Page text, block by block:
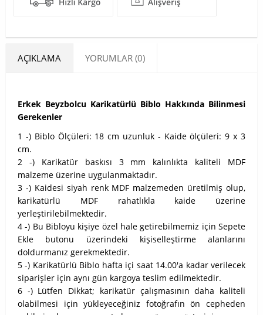
AÇIKLAMA YORUMLAR (0)
Erkek Beyzbolcu Karikatürlü Biblo Hakkında Bilinmesi
Gerekenler
1 -) Biblo Ölçüleri: 18 cm uzunluk - Kaide ölçüleri: 9 x 3
cm.
2 -) Karikatür baskısı 3 mm kalınlıkta kaliteli MDF
malzeme üzerine uygulanmaktadır.
3 -) Kaidesi siyah renk MDF malzemeden üretilmiş olup,
karikatürlü MDF rahatlıkla kaide üzerine
yerleştirilebilmektedir.
4 -) Bu Bibloyu kişiye özel hale getirebilmemiz için Sepete
Ekle butonu üzerindeki kişiselleştirme alanlarını
doldurmanız gerekmektedir.
5 -) Karikatürlü Biblo hafta içi saat 14.00'a kadar verilecek
siparişler için aynı gün kargoya teslim edilmektedir.
6 -) Lütfen Dikkat; karikatür çalışmasının daha kaliteli
olabilmesi için yükleyeceğiniz fotoğrafın ön cepheden